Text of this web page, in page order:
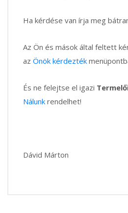
Ha kérdése van írja meg
Az Ön és mások által feltett
az Önök kérdezték
És ne felejtse el igazi
Nálunk rendelhet!
Dávid Márton